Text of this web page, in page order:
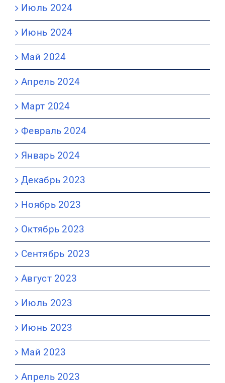
Июль 2024
Июнь 2024
Май 2024
Апрель 2024
Март 2024
Февраль 2024
Январь 2024
Декабрь 2023
Ноябрь 2023
Октябрь 2023
Сентябрь 2023
Август 2023
Июль 2023
Июнь 2023
Май 2023
Апрель 2023